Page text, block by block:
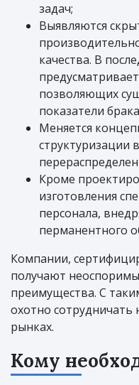
задач;
Выявляются
качества. В
позволяющих
показатели
Меняется
структуризации
Кроме
изготовления
персонала,
перманентного
Компании,
получают
преимущества. С
охотно
рынках.
Кому